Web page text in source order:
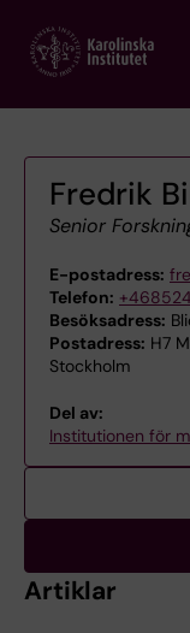
main
Fredrik
Senior
E-postadress:
Telefon:
Besöksadress:
Postadress: H7
Stockholm
Del av:
Institutionen för
Artiklar